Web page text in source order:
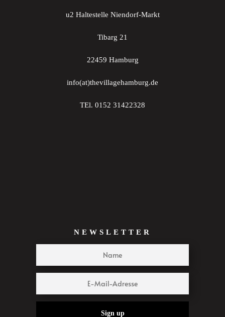
u2 Haltestelle Niendorf-Markt
Tibarg 21
22459 Hamburg
info(at)thevillagehamburg.de
TEl. 0152 31422328
NEWSLETTER
Sign up